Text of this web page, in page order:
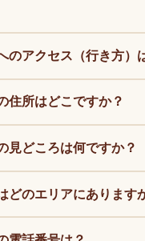
のアクセス（行き方）
住所はどこですか？
見どころは何ですか？
どのエリアにあります